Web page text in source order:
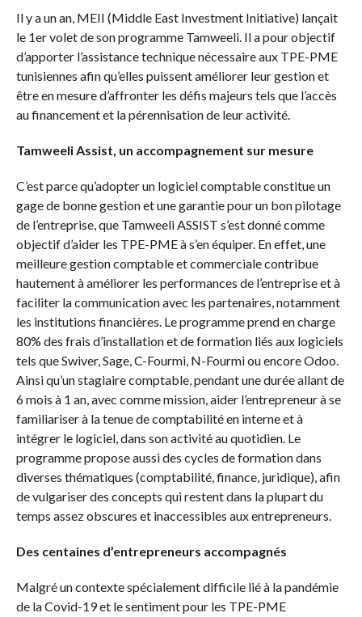
Il y a un an, MEII (Middle East Investment Initiative) lançait
le 1er volet de son programme Tamweeli. Il a pour objectif
d’apporter l’assistance technique nécessaire aux TPE-PME
tunisiennes afin qu’elles puissent améliorer leur gestion et
être en mesure d’affronter les défis majeurs tels que l’accès
au financement et la pérennisation de leur activité.
Tamweeli Assist, un accompagnement sur mesure
C’est parce qu’adopter un logiciel comptable constitue un
gage de bonne gestion et une garantie pour un bon pilotage
de l’entreprise, que Tamweeli ASSIST s’est donné comme
objectif d’aider les TPE-PME à s’en équiper. En effet, une
meilleure gestion comptable et commerciale contribue
hautement à améliorer les performances de l’entreprise et à
faciliter la communication avec les partenaires, notamment
les institutions financières. Le programme prend en charge
80% des frais d’installation et de formation liés aux logiciels
tels que Swiver, Sage, C-Fourmi, N-Fourmi ou encore Odoo.
Ainsi qu’un stagiaire comptable, pendant une durée allant de
6 mois à 1 an, avec comme mission, aider l’entrepreneur à se
familiariser à la tenue de comptabilité en interne et à
intégrer le logiciel, dans son activité au quotidien. Le
programme propose aussi des cycles de formation dans
diverses thématiques (comptabilité, finance, juridique), afin
de vulgariser des concepts qui restent dans la plupart du
temps assez obscures et inaccessibles aux entrepreneurs.
Des centaines d’entrepreneurs accompagnés
Malgré un contexte spécialement difficile lié à la pandémie
de la Covid-19 et le sentiment pour les TPE-PME